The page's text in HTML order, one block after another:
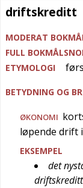
driftskreditt
MODERAT
FULL
ETYMOLOGI
BETYDNING OG
ØKONOMI
løpende drift
EKSEMPEL
det
driftskreditt